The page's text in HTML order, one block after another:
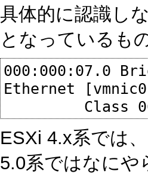
具体的に認識し
となっているも
000:000:07.0
Ethernet
ESXi 4.x系では
5.0系ではなにや